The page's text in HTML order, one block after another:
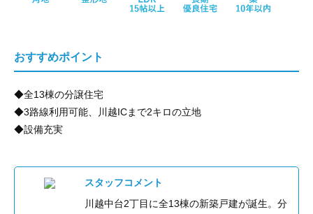
おすすめポイント
◆全13棟の分譲住宅
◆3路線利用可能、川越ICまで2キロの立地
◆設備充実
スタッフコメント
川越中台2丁目に全13棟の新築戸建が誕生。分